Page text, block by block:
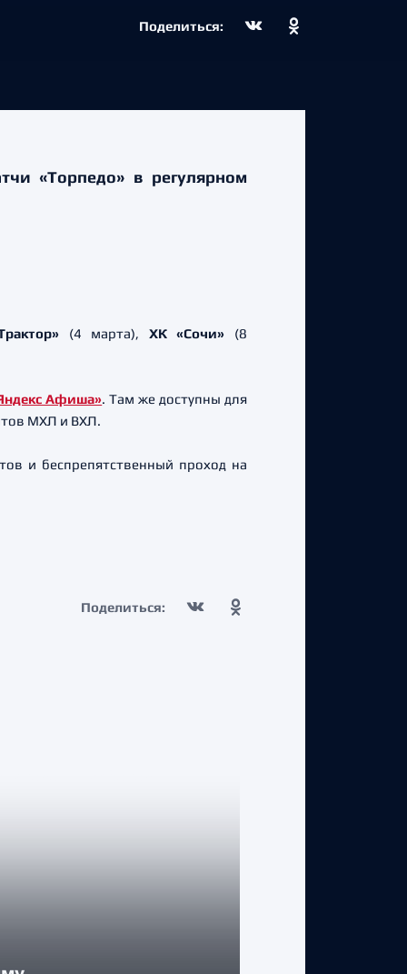
Поделиться:
«Торпедо» в регулярном
(4 марта), ХК «Сочи» (8
Афиша». Там же доступны для
МХЛ и ВХЛ.
и беспрепятственный проход на
Поделиться: